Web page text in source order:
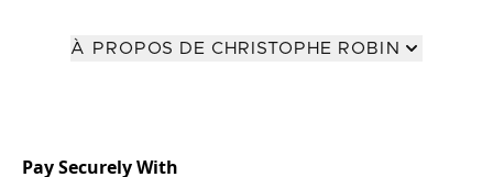
À PROPOS DE CHRISTOPHE ROBIN
Pay Securely With